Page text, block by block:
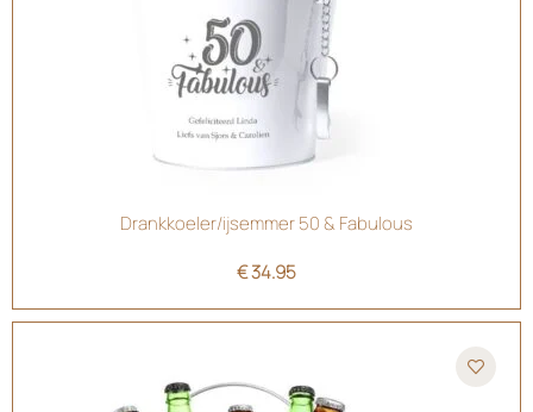
Drankkoeler/ijsemmer 50 & Fabulous
€34.95